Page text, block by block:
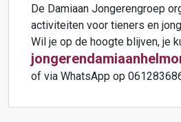
De Damiaan Jongerengroep
activiteiten voor tieners en
Wil je op de hoogte blijven, je
of via WhatsApp op